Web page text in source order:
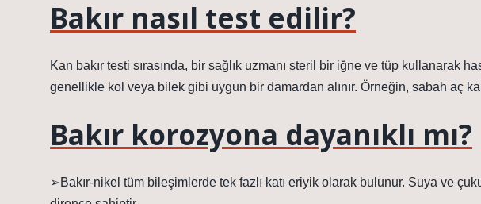
Bakır nasıl test edilir?
Kan bakır testi sırasında, bir sağlık uzmanı steril bir iğne ve tüp kullanarak
genellikle kol veya bilek gibi uygun bir damardan alınır. Örneğin, sabah aç
Bakır korozyona dayanıklı mı?
➢Bakır-nikel tüm bileşimlerde tek fazlı katı eriyik olarak bulunur. Suya ve